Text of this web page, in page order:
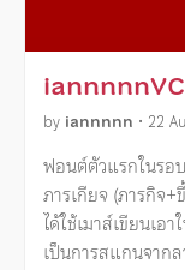
by iannnnn • 22
ฟอนต์ตัวแรกในรอ
ภารเกียจ (ภารกิจ
ได้ใช้เมาส์เขียนเ
เป็นการสแกนจาก